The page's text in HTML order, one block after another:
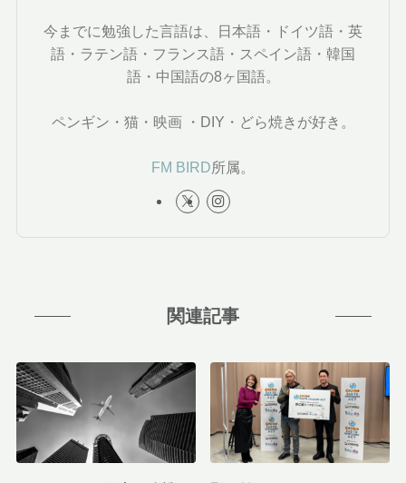
今までに勉強した言語は、日本語・ドイツ語・英
語・ラテン語・フランス語・スペイン語・韓国
語・中国語の8ヶ国語。
ペンギン・猫・映画 ・DIY・どら焼きが好き。
FM BIRD所属。
関連記事